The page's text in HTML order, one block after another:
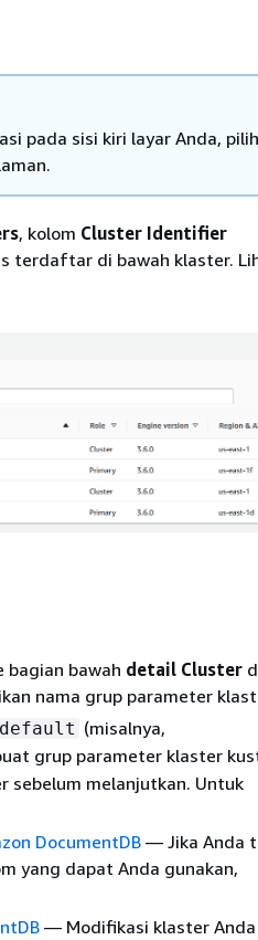
pada sisi kiri layar Anda, pilih
, kolom Cluster Identifier
terdaftar di bawah klaster.
bagian bawah detail Cluster
nama grup parameter
default (misalnya,
grup parameter klaster
sebelum melanjutkan. Untuk
DocumentDB — Jika Anda
yang dapat Anda gunakan,
— Modifikasi klaster Anda